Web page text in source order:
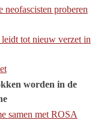
proberen
tot nieuw verzet in
worden in de
samen met ROSA